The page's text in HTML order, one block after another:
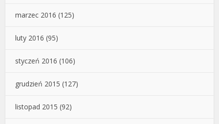
marzec 2016 (125)
luty 2016 (95)
styczeń 2016 (106)
grudzień 2015 (127)
listopad 2015 (92)